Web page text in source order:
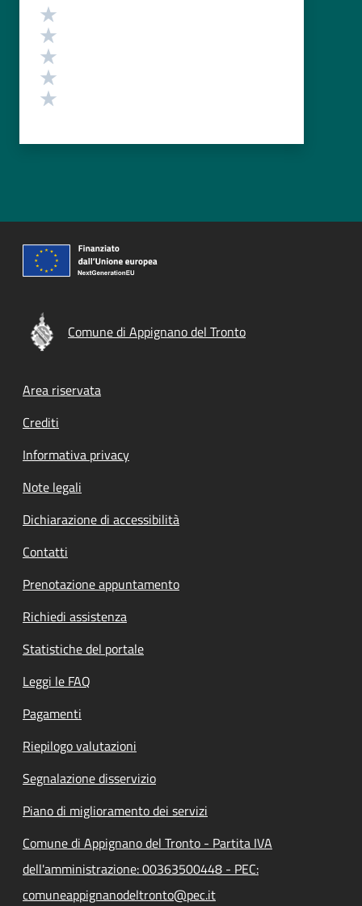
Valutazione
Comune di Appignano del Tronto
Footer menu
Area riservata
Crediti
Informativa privacy
Note legali
Dichiarazione di accessibilità
Contatti
Prenotazione appuntamento
Richiedi assistenza
Statistiche del portale
Leggi le FAQ
Pagamenti
Riepilogo valutazioni
Segnalazione disservizio
Piano di miglioramento dei servizi
Comune di Appignano del Tronto - Partita IVA
dell'amministrazione: 00363500448 - PEC:
comuneappignanodeltronto@pec.it